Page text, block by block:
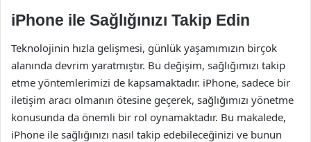
iPhone ile Sağlığınızı Takip Edin
Teknolojinin hızla gelişmesi, günlük yaşamımızın birçok
alanında devrim yaratmıştır. Bu değişim, sağlığımızı takip
etme yöntemlerimizi de kapsamaktadır. iPhone, sadece bir
iletişim aracı olmanın ötesine geçerek, sağlığımızı yönetme
konusunda da önemli bir rol oynamaktadır. Bu makalede,
iPhone ile sağlığınızı nasıl takip edebileceğinizi ve bunun